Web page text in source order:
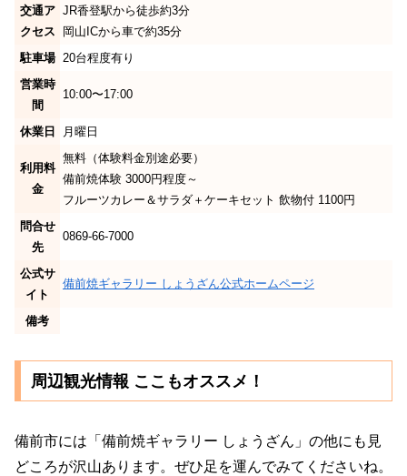
交通ア
クセス
JR香登駅から徒歩約3分
岡山ICから車で約35分
駐車場
20台程度有り
営業時
間
10:00〜17:00
休業日 月曜日
利用料
金
無料（体験料金別途必要）
備前焼体験 3000円程度～
フルーツカレー＆サラダ＋ケーキセット 飲物付 1100円
問合せ
先
0869-66-7000
公式サ
イト
備前焼ギャラリー しょうざん公式ホームページ
備考
周辺観光情報 ここもオススメ！
備前市には「備前焼ギャラリー しょうざん」の他にも見
どころが沢山あります。ぜひ足を運んでみてくださいね。